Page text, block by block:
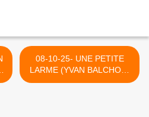
08-10-25- UNE PETITE
LARME (YVAN BALCHOY)
>